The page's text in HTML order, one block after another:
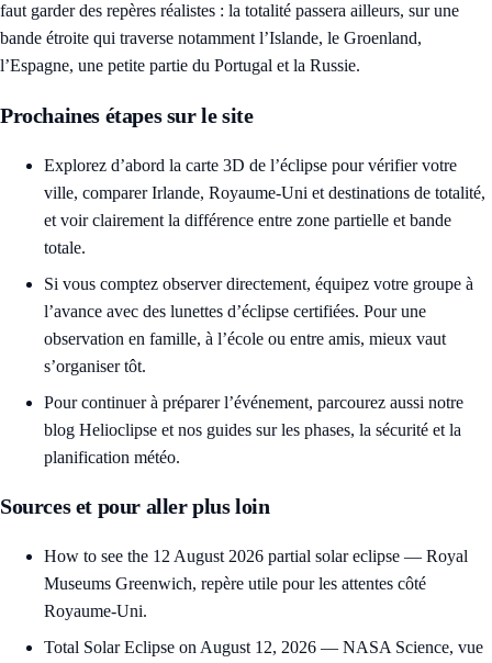
faut garder des repères réalistes : la totalité passera ailleurs, sur une
bande étroite qui traverse notamment l’Islande, le Groenland,
l’Espagne, une petite partie du Portugal et la Russie.
Prochaines étapes sur le site
Explorez d’abord la carte 3D de l’éclipse pour vérifier votre
ville, comparer Irlande, Royaume-Uni et destinations de totalité,
et voir clairement la différence entre zone partielle et bande
totale.
Si vous comptez observer directement, équipez votre groupe à
l’avance avec des lunettes d’éclipse certifiées. Pour une
observation en famille, à l’école ou entre amis, mieux vaut
s’organiser tôt.
Pour continuer à préparer l’événement, parcourez aussi notre
blog Helioclipse et nos guides sur les phases, la sécurité et la
planification météo.
Sources et pour aller plus loin
How to see the 12 August 2026 partial solar eclipse — Royal
Museums Greenwich, repère utile pour les attentes côté
Royaume-Uni.
Total Solar Eclipse on August 12, 2026 — NASA Science, vue